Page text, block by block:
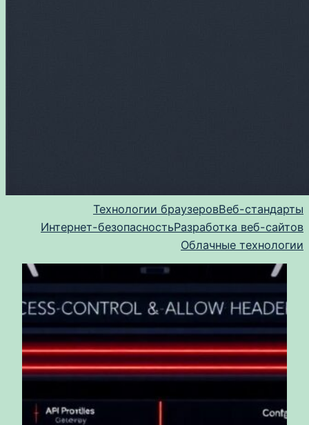
Технологии браузеровВеб-стандарты
Интернет-безопасностьРазработка веб-сайтов
Облачные технологии